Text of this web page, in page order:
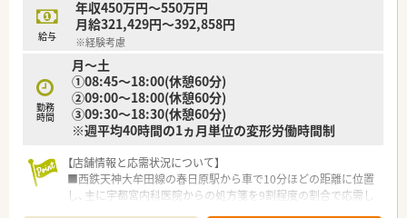
給与
年収450万円～550万円
月給321,429円～392,858円
※経験考慮
勤務
時間
月～土
①08:45～18:00(休憩60分)
②09:00～18:00(休憩60分)
③09:30～18:30(休憩60分)
※週平均40時間の1ヵ月単位の変形労働時間制
【店舗情報と応需状況について】
■西鉄天神大牟田線の春日原駅から車で10分ほどの距離に位置
し、主に宇都宮内科医院からの処方箋を9割程度の割合で応需し